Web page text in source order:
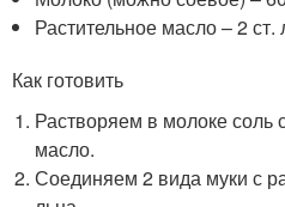
Растительное масло – 2 ст.
Как готовить
Растворяем в молоке соль
масло.
Соединяем 2 вида муки с